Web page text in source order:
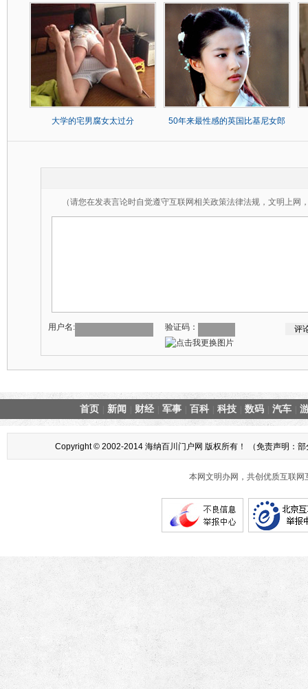
大学的宅男腐女太过分 50年来最性感的英国比基尼女郎
（请您在发表言论时自觉遵守互联网相关政策法律法规，文明上网
用户名: 验证码：
首页 新闻 财经 军事 百科 科技 数码 汽车
Copyright © 2002-2014 海纳百川门户网 版权所有！ （免责声明：
本网文明办网，共创优质互联